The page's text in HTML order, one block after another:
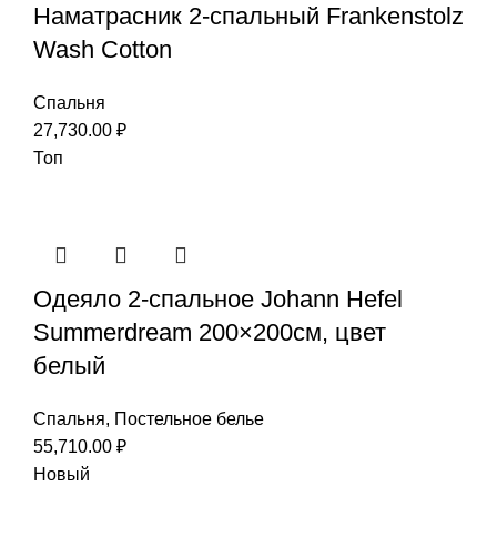
Наматрасник 2-спальный Frankenstolz
Wash Cotton
Спальня
27,730.00 ₽
Топ
Одеяло 2-спальное Johann Hefel
Summerdream 200×200см, цвет
белый
Спальня, Постельное белье
55,710.00 ₽
Новый